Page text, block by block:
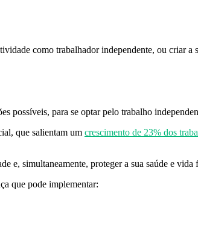
como trabalhador independente, ou criar a
possíveis, para se optar pelo trabalho
que salientam um crescimento de 23% dos
e, simultaneamente, proteger a sua saúde e vida
que pode implementar: